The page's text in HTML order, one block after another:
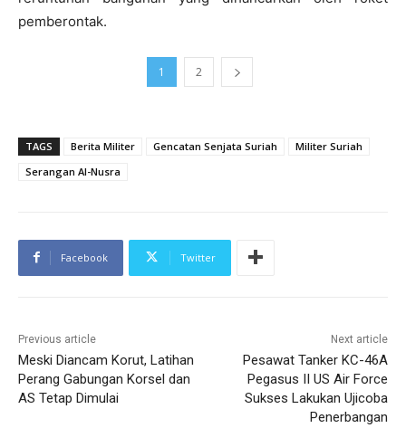
pemberontak.
1 2
TAGS Berita Militer Gencatan Senjata Suriah
Militer Suriah
Serangan Al-Nusra
Facebook Twitter
Previous article
Meski Diancam Korut, Latihan
Perang Gabungan Korsel dan
AS Tetap Dimulai
Next article
Pesawat Tanker KC-46A
Pegasus II US Air Force
Sukses Lakukan Ujicoba
Penerbangan